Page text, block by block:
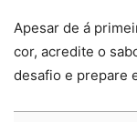
Apesar de á
cor, acredite o
desafio e prepare